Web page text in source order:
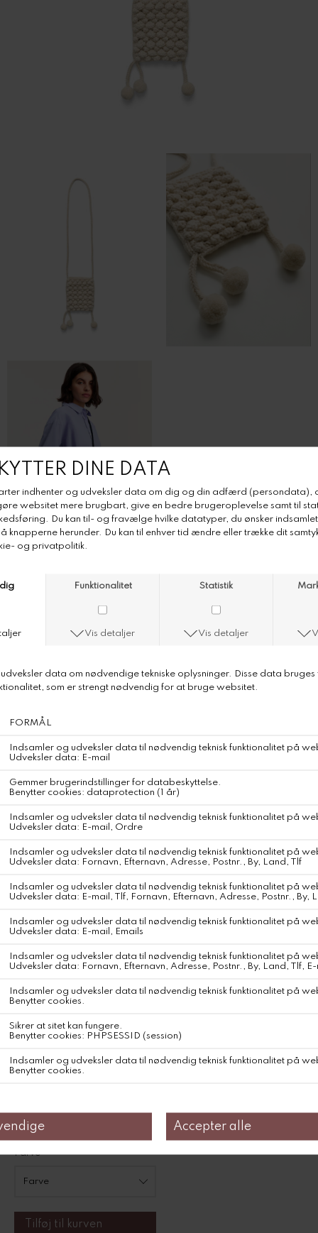
Aiayu Lisha Purse
Tasken er designet i et smukt perle mønster med lang hank og
dekoreret med traditionelle bolivianske kvaster.
håndværker, der har håndstrikket tasken.
Mål: 18x14 cm.
100% Højlandsuld – Bolivia
lamaer i de bolivianske højlande.
Denne uld er en unik fiber med en naturligt krøllet struktur og
exceptionel naturlig elasticitet, hvilket gør materialet holdbart og
Uldens blide, neutralt hvide nuance – et resultat af fårenes naturlige
DKK 995,-
Farve